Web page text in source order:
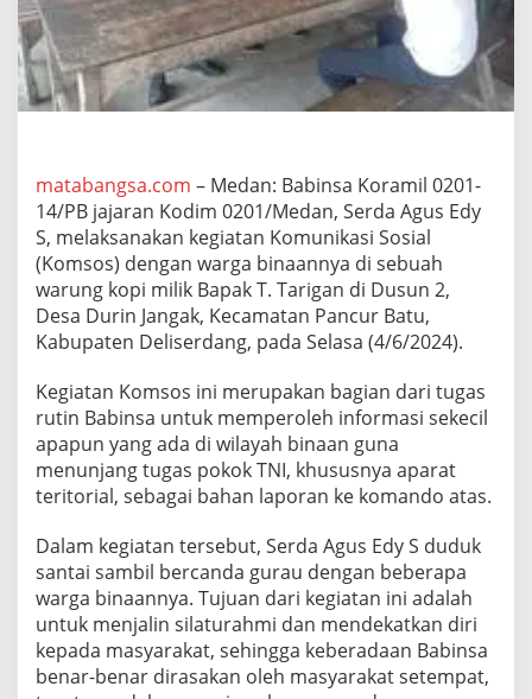
1
4
/
P
B
J
i
n
K
o
m
u
n
k
s
S
s
l
d
e
n
g
a
n
W
matabangsa.com – Medan: Babinsa Koramil 0201-
14/PB jajaran Kodim 0201/Medan, Serda Agus Edy
S, melaksanakan kegiatan Komunikasi Sosial
(Komsos) dengan warga binaannya di sebuah
warung kopi milik Bapak T. Tarigan di Dusun 2,
Desa Durin Jangak, Kecamatan Pancur Batu,
Kabupaten Deliserdang, pada Selasa (4/6/2024).
Kegiatan Komsos ini merupakan bagian dari tugas
rutin Babinsa untuk memperoleh informasi sekecil
apapun yang ada di wilayah binaan guna
menunjang tugas pokok TNI, khususnya aparat
teritorial, sebagai bahan laporan ke komando atas.
Dalam kegiatan tersebut, Serda Agus Edy S duduk
santai sambil bercanda gurau dengan beberapa
warga binaannya. Tujuan dari kegiatan ini adalah
untuk menjalin silaturahmi dan mendekatkan diri
kepada masyarakat, sehingga keberadaan Babinsa
benar-benar dirasakan oleh masyarakat setempat,